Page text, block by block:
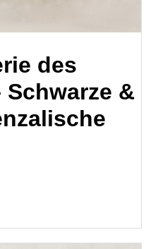
des
Schwarze &